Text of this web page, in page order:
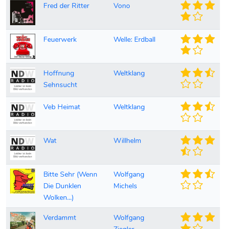
Fred der Ritter Vono
Feuerwerk Welle: Erdball
Hoffnung
Sehnsucht
Weltklang
Veb Heimat Weltklang
Wat Willhelm
Bitte Sehr (Wenn
Die Dunklen
Wolken...)
Wolfgang
Michels
Verdammt
Wolfgang